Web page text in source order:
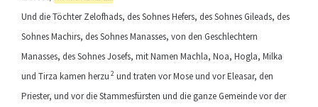
Und die Töchter Zelofhads, des Sohnes Hefers, des Sohnes Gileads, des
Sohnes Machirs, des Sohnes Manasses, von den Geschlechtern
Manasses, des Sohnes Josefs, mit Namen Machla, Noa, Hogla, Milka
und Tirza kamen herzu 2 und traten vor Mose und vor Eleasar, den
Priester, und vor die Stammesfürsten und die ganze Gemeinde vor der